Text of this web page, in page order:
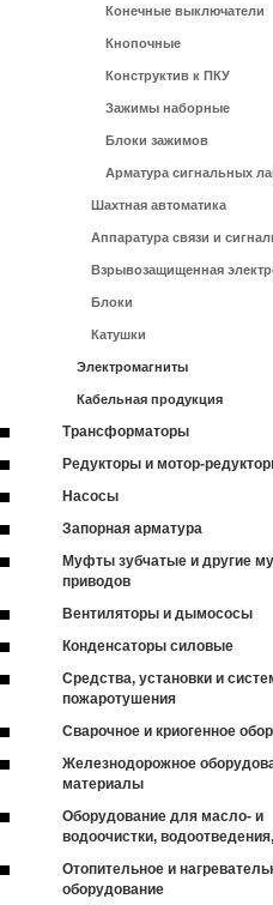
Конечные выключатели
Кнопочные
Конструктив к ПКУ
Зажимы наборные
Блоки зажимов
Арматура сигнальных
Шахтная автоматика
Аппаратура связи и
Взрывозащищенная
Блоки
Катушки
Электромагниты
Кабельная продукция
Трансформаторы
Редукторы и мотор-
Насосы
Запорная арматура
Муфты зубчатые и другие
приводов
Вентиляторы и дымососы
Конденсаторы силовые
Средства, установки и
пожаротушения
Сварочное и криогенное
Железнодорожное
материалы
Оборудование для масло- и
водоочистки,
Отопительное и
оборудование